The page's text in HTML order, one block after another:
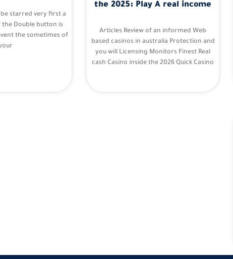
the 2025: Play A real income
Articles Review of an informed Web
based casinos in australia Protection and
you will Licensing Monitors Finest Real
cash Casino inside the 2026 Quick Casino
starred very first a
Double button is
the sometimes of